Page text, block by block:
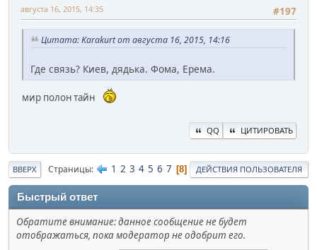
#197
августа 16, 2015, 14:35
Цитата: Karakurt от августа 16, 2015, 14:16
Где связь? Киев, дядька. Фома, Ерема.
мир полон тайн
QQ ЦИТИРОВАТЬ
ВВЕРХ Страницы 1 2 3 4 5 6 7 8 ДЕЙСТВИЯ ПОЛЬЗОВАТЕЛЯ
Быстрый ответ
Обратите внимание: данное сообщение не будет
отображаться, пока модератор не одобрит его.